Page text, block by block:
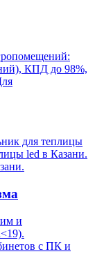
КПД до 98%,
для теплицы
led в Казани.
.
и
с ПК и